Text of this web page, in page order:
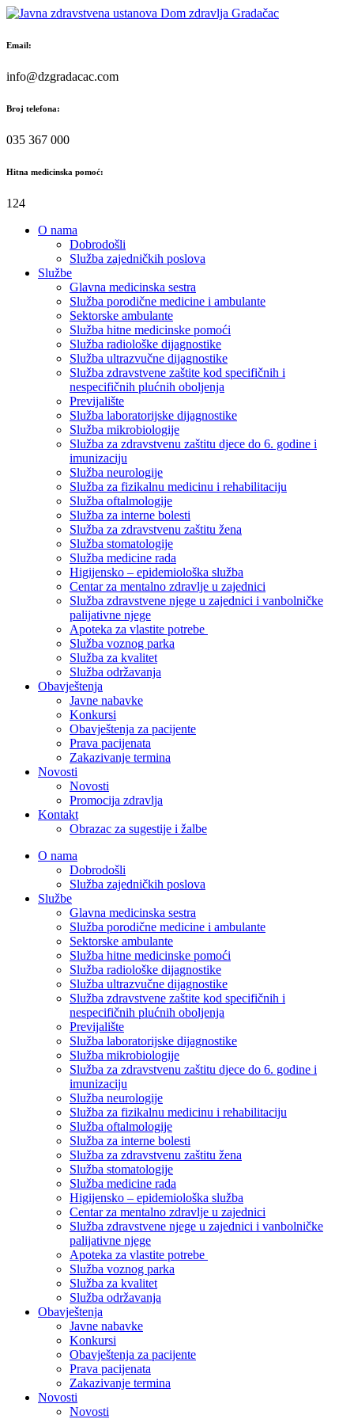
Skip
content
Email:
info@dzgradacac.com
Broj telefona:
035 367 000
Hitna medicinska pomoć:
124
O nama
Dobrodošli
Služba zajedničkih poslova
Službe
Glavna medicinska sestra
Služba porodične medicine i ambulante
Sektorske ambulante
Služba hitne medicinske pomoći
Služba radiološke dijagnostike
Služba ultrazvučne dijagnostike
Služba zdravstvene zaštite kod specifičnih i
nespecifičnih plućnih oboljenja
Previjalište
Služba laboratorijske dijagnostike
Služba mikrobiologije
Služba za zdravstvenu zaštitu djece do 6. godine i
imunizaciju
Služba neurologije
Služba za fizikalnu medicinu i rehabilitaciju
Služba oftalmologije
Služba za interne bolesti
Služba za zdravstvenu zaštitu žena
Služba stomatologije
Služba medicine rada
Higijensko – epidemiološka služba
Centar za mentalno zdravlje u zajednici
Služba zdravstvene njege u zajednici i vanbolničke
palijativne njege
Apoteka za vlastite potrebe
Služba voznog parka
Služba za kvalitet
Služba održavanja
Obavještenja
Javne nabavke
Konkursi
Obavještenja za pacijente
Prava pacijenata
Zakazivanje termina
Novosti
Novosti
Promocija zdravlja
Kontakt
Obrazac za sugestije i žalbe
O nama
Dobrodošli
Služba zajedničkih poslova
Službe
Glavna medicinska sestra
Služba porodične medicine i ambulante
Sektorske ambulante
Služba hitne medicinske pomoći
Služba radiološke dijagnostike
Služba ultrazvučne dijagnostike
Služba zdravstvene zaštite kod specifičnih i
nespecifičnih plućnih oboljenja
Previjalište
Služba laboratorijske dijagnostike
Služba mikrobiologije
Služba za zdravstvenu zaštitu djece do 6. godine i
imunizaciju
Služba neurologije
Služba za fizikalnu medicinu i rehabilitaciju
Služba oftalmologije
Služba za interne bolesti
Služba za zdravstvenu zaštitu žena
Služba stomatologije
Služba medicine rada
Higijensko – epidemiološka služba
Centar za mentalno zdravlje u zajednici
Služba zdravstvene njege u zajednici i vanbolničke
palijativne njege
Apoteka za vlastite potrebe
Služba voznog parka
Služba za kvalitet
Služba održavanja
Obavještenja
Javne nabavke
Konkursi
Obavještenja za pacijente
Prava pacijenata
Zakazivanje termina
Novosti
Novosti